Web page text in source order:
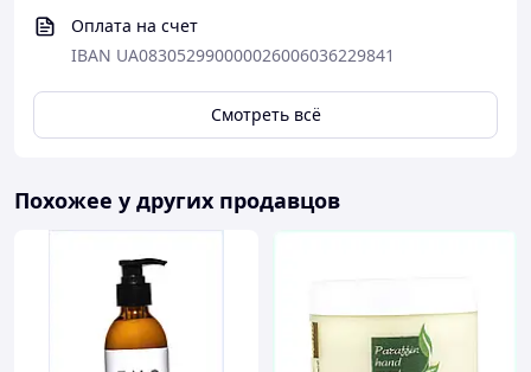
Оплата на счет
IBAN UA083052990000026006036229841
Смотреть всё
Похожее у других продавцов